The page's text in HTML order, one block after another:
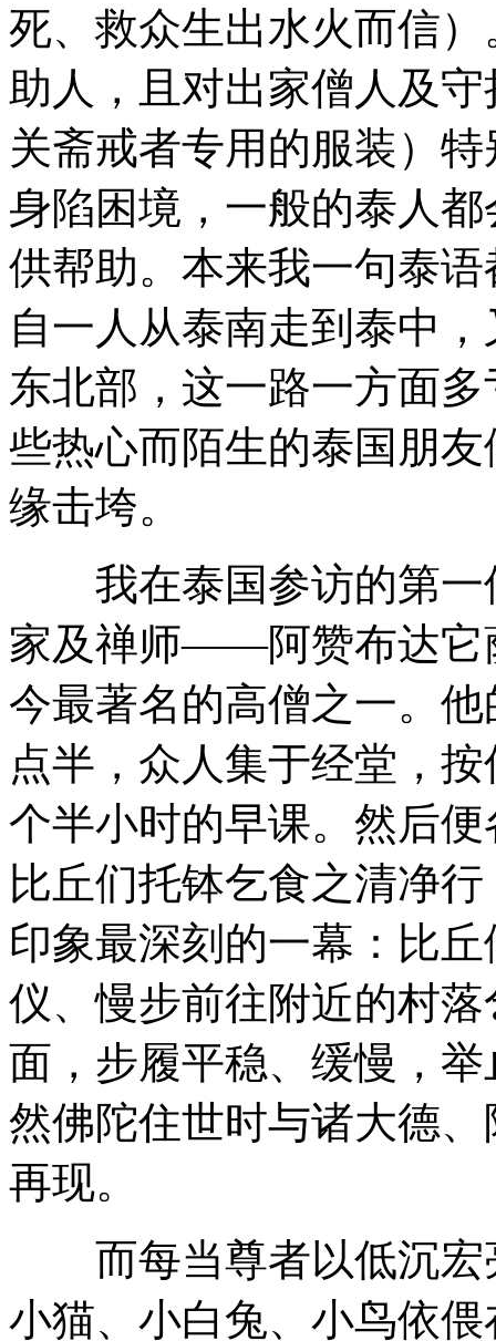
死、救众生出水火而信
助人，且对出家僧人及
关斋戒者专用的服装）
身陷困境，一般的泰人
供帮助。本来我一句泰
自一人从泰南走到泰中
东北部，这一路一方面
些热心而陌生的泰国朋
缘击垮。
我在泰国参访的第一
家及禅师——阿赞布达它
今最著名的高僧之一。
点半，众人集于经堂，
个半小时的早课。然后
比丘们托钵乞食之清净
印象最深刻的一幕：比
仪、慢步前往附近的村
面，步履平稳、缓慢，
然佛陀住世时与诸大德
再现。
而每当尊者以低沉宏
小猫、小白兔、小鸟依